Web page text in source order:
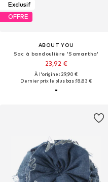
Exclusif
OFFRE
ABOUT YOU
Sac à bandoulière 'Samantha'
23,92 €
À l'origine : 29,90 €
Dernier prix le plus bas :18,83 €